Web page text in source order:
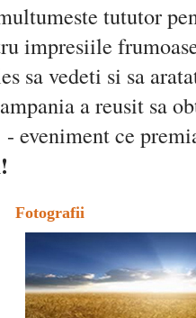
tututor
impresiile
sa vedeti si sa
a reusit sa
eveniment ce
Fotografii